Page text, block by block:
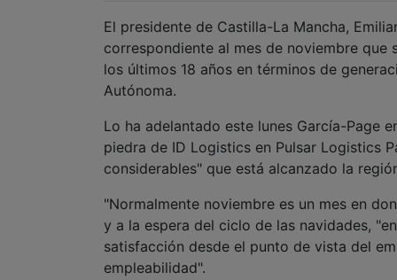
El presidente de Castilla-La Mancha,
correspondiente al mes de noviembre
los últimos 18 años en términos de
Autónoma.
Lo ha adelantado este lunes García-Page
piedra de ID Logistics en Pulsar Logistics
considerables" que está alcanzado la
"Normalmente noviembre es un mes en
y a la espera del ciclo de las navidades,
satisfacción desde el punto de vista del
empleabilidad".